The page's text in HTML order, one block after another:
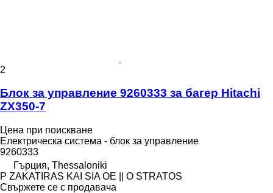
2
Блок за управление 9260333 за багер Hitachi
ZX350-7
Цена при поискване
Електрическа система - блок за управление
9260333
Гърция, Thessaloniki
P ZAKATIRAS KAI SIA OE || O STRATOS
Свържете се с продавача